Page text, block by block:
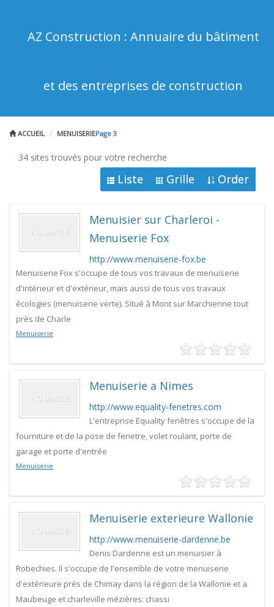
AZ Construction : Annuaire du bâtiment
et des entreprises de construction
ACCUEIL MENUISERIEPage 3
34 sites trouvés pour votre recherche
Liste Grille Order
Menuisier sur Charleroi -
Menuiserie Fox
http://www.menuiserie-fox.be
Menuiserie Fox s'occupe de tous vos travaux de menuiserie
d'intérieur et d'extérieur, mais aussi de tous vos travaux
écologies (menuiserie verte). Situé à Mont sur Marchienne tout
près de Charle
Menuiserie
Menuiserie a Nimes
http://www.equality-fenetres.com
L'entreprise Equality fenêtres s'occupe de la
fourniture et de la pose de fenetre, volet roulant, porte de
garage et porte d'entrée
Menuiserie
Menuiserie exterieure Wallonie
http://www.menuiserie-dardenne.be
Denis Dardenne est un menuisier à
Robechies. Il s'occupe de l'ensemble de votre menuiserie
d'extérieure près de Chimay dans la région de la Wallonie et a
Maubeuge et charleville mézières: chassi